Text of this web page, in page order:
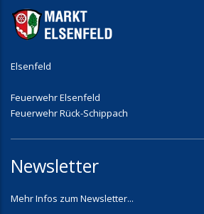
Elsenfeld
Feuerwehr Elsenfeld
Feuerwehr Rück-Schippach
Newsletter
Mehr Infos zum Newsletter...